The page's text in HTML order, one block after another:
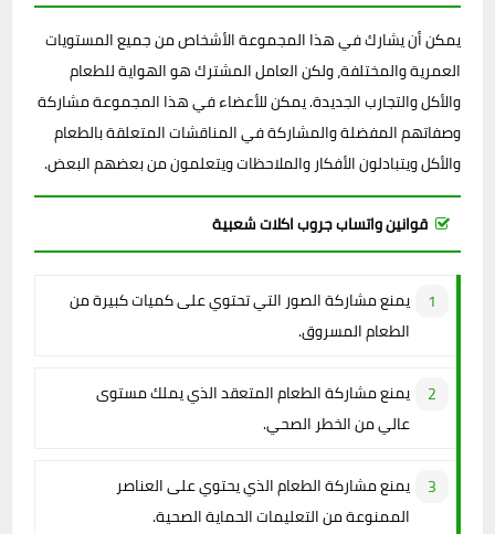
يمكن أن يشارك في هذا المجموعة الأشخاص من جميع المستويات
العمرية والمختلفة، ولكن العامل المشترك هو الهواية للطعام
والأكل والتجارب الجديدة. يمكن للأعضاء في هذا المجموعة مشاركة
وصفاتهم المفضلة والمشاركة في المناقشات المتعلقة بالطعام
والأكل ويتبادلون الأفكار والملاحظات ويتعلمون من بعضهم البعض.
قوانين واتساب جروب اكلات شعبية
يمنع مشاركة الصور التي تحتوي على كميات كبيرة من
الطعام المسروق.
يمنع مشاركة الطعام المتعقد الذي يملك مستوى
عالي من الخطر الصحي.
يمنع مشاركة الطعام الذي يحتوي على العناصر
الممنوعة من التعليمات الحماية الصحية.